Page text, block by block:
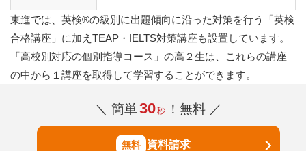
東進では、英検®の級別に出題傾向に沿った対策を行う「英検
合格講座」に加えTEAP・IELTS対策講座も設置しています。
「高校別対応の個別指導コース」の高２生は、これらの講座
の中から１講座を取得して学習することができます。
＼ 簡単30秒 ！無料 ／
資料請求